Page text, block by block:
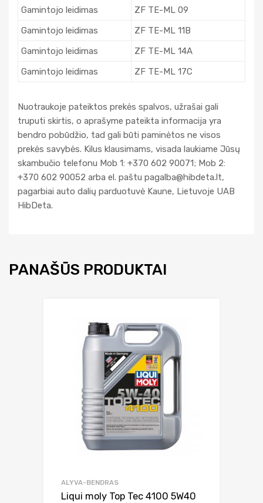
Gamintojo leidimas
ZF TE-ML 09
Gamintojo leidimas
ZF TE-ML 11B
Gamintojo leidimas
ZF TE-ML 14A
Gamintojo leidimas
ZF TE-ML 17C
Nuotraukoje pateiktos prekės spalvos, užrašai gali
truputi skirtis, o aprašyme pateikta informacija yra
bendro pobūdžio, tad gali būti paminėtos ne visos
prekės savybės. Kilus klausimams, visada laukiame Jūsų
skambučio telefonu Mob 1: +370 602 90071; Mob 2:
+370 602 90052 arba el. paštu pagalba@hibdeta.lt,
pagarbiai auto dalių parduotuvė Kaune, Lietuvoje UAB
HibDeta.
PANAŠŪS PRODUKTAI
ALYVA-BENDRAS
Liqui moly Top Tec 4100 5W40